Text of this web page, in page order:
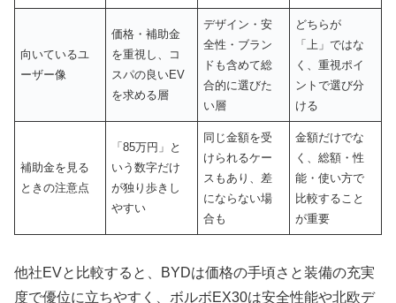
向いているユ
ーザー像
価格・補助金
を重視し、コ
スパの良いEV
を求める層
デザイン・安
全性・ブラン
ドも含めて総
合的に選びた
い層
どちらが
「上」ではな
く、重視ポイ
ントで選び分
ける
補助金を見る
ときの注意点
「85万円」と
いう数字だけ
が独り歩きし
やすい
同じ金額を受
けられるケー
スもあり、差
にならない場
合も
金額だけでな
く、総額・性
能・使い方で
比較すること
が重要
他社EVと比較すると、BYDは価格の手頃さと装備の充実
度で優位に立ちやすく、ボルボEX30は安全性能や北欧デ